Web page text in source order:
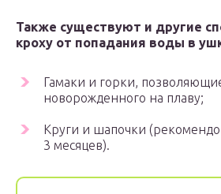
Также существуют и другие
кроху от попадания воды в
Гамаки и горки,
новорожденного на плаву;
Круги и шапочки
3 месяцев).